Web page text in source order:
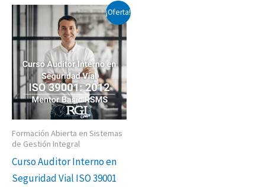
¡Oferta!
Formación Abierta en Sistemas
de Gestión Integral
Curso Auditor Interno en
Seguridad Vial ISO 39001
precio
original
era:
$650,000.00.
El
precio
actual
es:
$550,000.00.